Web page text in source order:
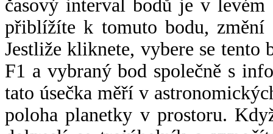
časový interval bodů je v
přiblížíte k tomuto bodu,
Jestliže kliknete, vybere se tento
F1 a vybraný bod společně s
tato úsečka měří v
poloha planetky v prostoru.